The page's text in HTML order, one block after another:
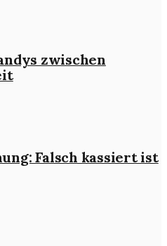
zwischen
Falsch kassiert ist